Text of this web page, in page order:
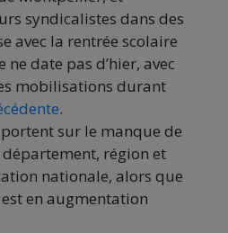
syndicalistes dans des
avec la rentrée scolaire
date pas d’hier, avec
mobilisations durant
.
sur le manque de
région et
nationale, alors que
est en augmentation